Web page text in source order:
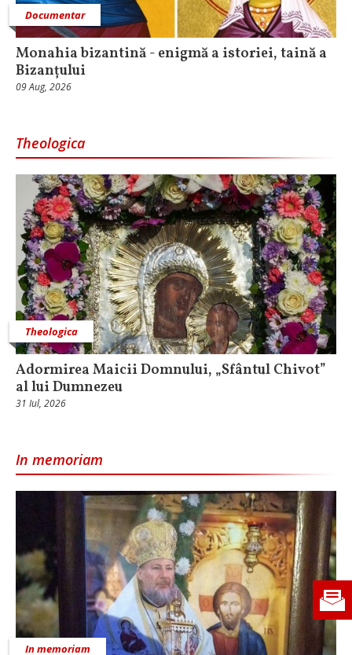
Documentar
Monahia bizantină - enigmă a istoriei, taină a
Bizanțului
09 Aug, 2026
Theologica
Theologica
Adormirea Maicii Domnului, „Sfântul Chivot”
al lui Dumnezeu
31 Iul, 2026
In memoriam
In memoriam